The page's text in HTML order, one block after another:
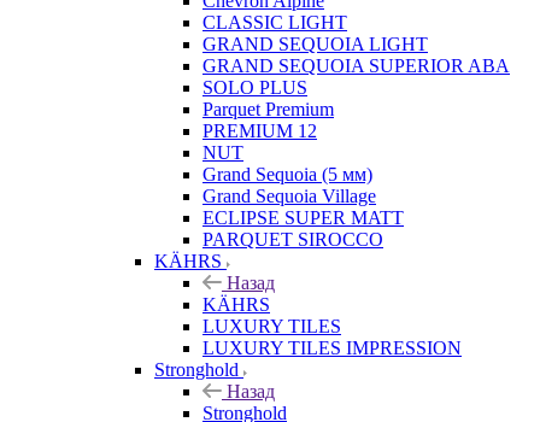
CLASSIC LIGHT
GRAND SEQUOIA LIGHT
GRAND SEQUOIA SUPERIOR ABA
SOLO PLUS
Parquet Premium
PREMIUM 12
NUT
Grand Sequoia (5 мм)
Grand Sequoia Village
ECLIPSE SUPER MATT
PARQUET SIROCCO
KÄHRS
Назад
KÄHRS
LUXURY TILES
LUXURY TILES IMPRESSION
Stronghold
Назад
Stronghold